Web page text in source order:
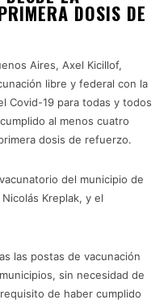
DOSIS DE
Aires, Axel Kicillof,
libre y federal con la
Covid-19 para todas y todos
al menos cuatro
dosis de refuerzo.
del municipio de
Kreplak, y el
las postas de vacunación
sin necesidad de
de haber cumplido